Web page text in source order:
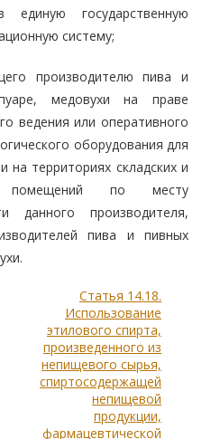
государственную
систему;
производителю пива и
медовухи на праве
ведения или оперативного
оборудования для
на территориях складских и
помещений по месту
данного производителя,
пива и пивных
Статья 14.18.
Использование
этилового спирта,
произведенного из
непищевого сырья,
спиртосодержащей
непищевой
продукции,
фармацевтической